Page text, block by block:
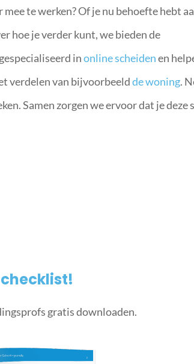
te werken? Of je nu behoefte hebt
hoe je verder kunt, we bieden de
inonline scheidenen
verdelen van bijvoorbeeldde woning.
Samen zorgen we ervoor dat je deze
gratis downloaden.